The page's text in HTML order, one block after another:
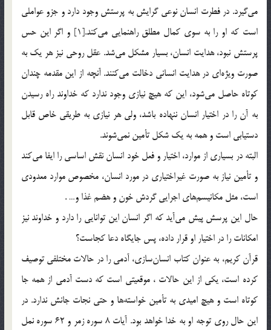
مي‌گيرد. در فطرت انسان نوعي گرايش به پرستش وجود دارد و جزو عواملي
است كه او را به سوي كمال مطلق راهنمايي مي‌كند.[1] و اگر اين حس
پرستش نبود، هدايت انسان، بسيار مشكل مي‌شد. عقل روحي نيز هر يك به
صورت ويژه‌اي در هدايت انساني دخالت مي‌كنند. آنچه از اين مقدمه چندان
كوتاه حاصل مي‌شود، اين كه هيچ نيازي وجود ندارد كه خداوند راه رسيدن
به آن را در اختيار انسان ننهاده باشد، ولي هر نيازي به طريقي خاص قابل
دستيابي است و همه به يك شكل تأمين نمي‌شوند.
البته در بسياري از موارد، اختيار و فعل خود انسان نقش اساسي را ايفا مي‌كند
و تأمين نياز به صورت غيراختياري در مورد انسان، مخصوص موارد معدودي
است، مثل مكانيسم‌هاي اجرايي گردش خون و هضم غذا و… .
حال اين پرسش پيش مي‌آيد كه اگر انسان اين توانايي را دارد و خداوند نيز
امكانات را در اختيار او قرار داده، پس جايگاه دعا كجاست؟
قرآن كريم، به عنوان كتاب انسان‌سازي، آدمي را در حالات مختلفي توصيف
كرده است، يكي از اين حالات ، موقعيتي است كه دست آدمي از همه جا
كوتاه است و هيچ اميدي به تأمين خواسته‌ها و حتي نجات جانش ندارد. در
اين حال روي توجه او به خدا خواهد بود. آيات 8 سوره زمر و 62 سوره نمل